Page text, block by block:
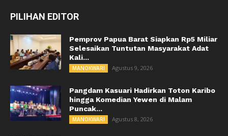
PILIHAN EDITOR
Pemprov Papua Barat Siapkan Rp5 Miliar
Selesaikan Tuntutan Masyarakat Adat
Kali...
MANOKWARI Agustus 9, 2026
Pangdam Kasuari Hadirkan Toton Karibo
hingga Komedian Yewen di Malam
Puncak...
MANOKWARI Agustus 8, 2026